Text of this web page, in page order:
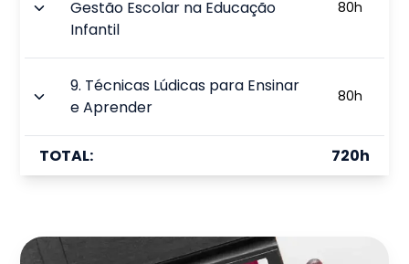
Gestão Escolar na Educação
Infantil
80h
9. Técnicas Lúdicas para Ensinar
e Aprender
80h
TOTAL: 720h